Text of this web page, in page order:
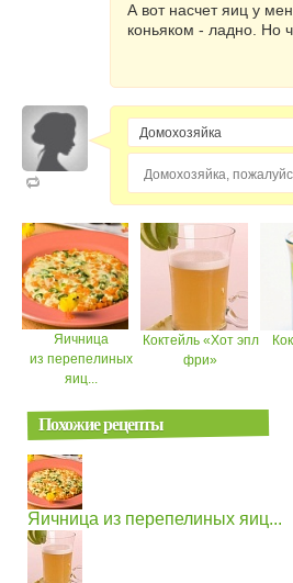
А вот насчет яиц у
коньяком - ладно. Но
Яичница
из перепелиных
яиц...
Коктейль «Хот эпл
фри»
Похожие рецепты
Яичница из перепелиных яиц...